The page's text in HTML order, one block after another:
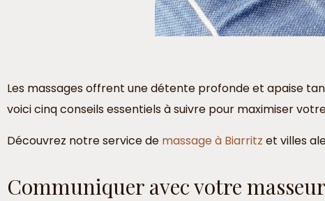
Les massages offrent une détente profonde et apaise
voici cinq conseils essentiels à suivre pour maximiser
Découvrez notre service de massage à Biarritz et villes
Communiquer avec votre